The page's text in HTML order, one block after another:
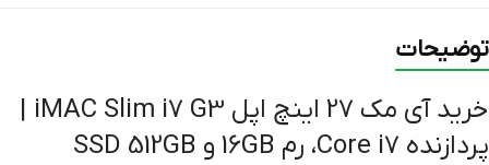
توضیحات
خرید آی مک 27 اینچ اپل iMAC Slim i7 G3 |
پردازنده Core i7، رم 16GB و SSD 512GB